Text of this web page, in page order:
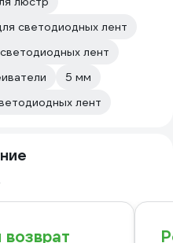
светодиодных лент
лент
5 мм
лент